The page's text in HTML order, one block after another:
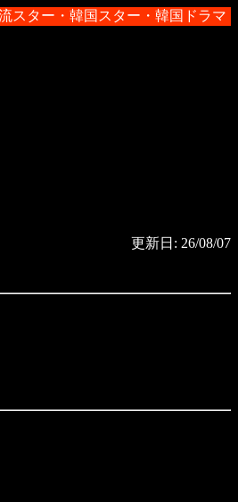
ター・韓国スター・韓国ドラマ・
更新日: 26/08/07